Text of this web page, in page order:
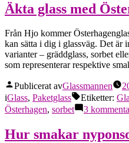
Äkta glass med
Från Hjo kommer
kan sätta i dig i glassväg. Det är
varianter – gräddglass, sorbet
som representerar respektive
Publicerat avGlassmannen
iGlass, Paketglass Etiketter:
Österhagen, sorbet 3
Hur smakar